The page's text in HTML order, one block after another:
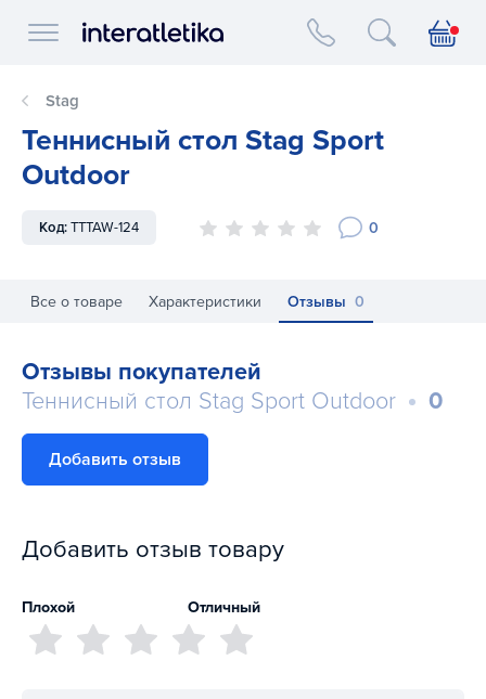
Interatletika logo
Stag
Теннисный стол Stag Sport
Outdoor
Код:TTTAW-124 0
Все о товаре Характеристики Отзывы 0
Отзывы покупателей
Теннисный стол Stag Sport Outdoor
0
Добавить отзыв
Добавить отзыв товару
Плохой Отличный